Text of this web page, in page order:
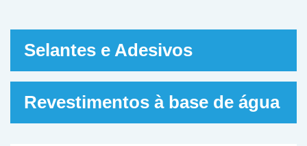
Selantes e Adesivos
Revestimentos à base de água